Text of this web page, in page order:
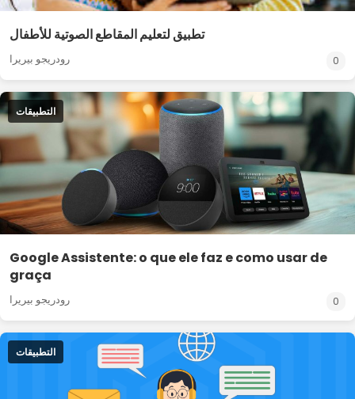
تطبيق لتعليم المقاطع الصوتية للأطفال
رودريجو بيريرا 0
التطبيقات
Google Assistente: o que ele faz e como usar de
graça
رودريجو بيريرا 0
التطبيقات